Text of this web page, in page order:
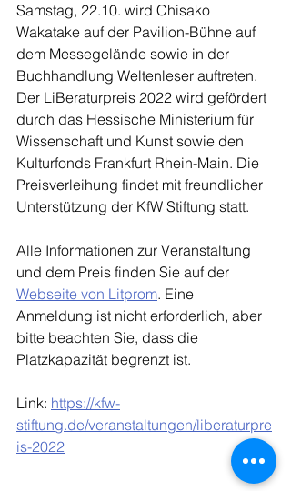
Samstag, 22.10. wird Chisako
Wakatake auf der Pavilion-Bühne auf
dem Messegelände sowie in der
Buchhandlung Weltenleser auftreten.
Der LiBeraturpreis 2022 wird gefördert
durch das Hessische Ministerium für
Wissenschaft und Kunst sowie den
Kulturfonds Frankfurt Rhein-Main. Die
Preisverleihung findet mit freundlicher
Unterstützung der KfW Stiftung statt.
Alle Informationen zur Veranstaltung
und dem Preis finden Sie auf der
Webseite von Litprom. Eine
Anmeldung ist nicht erforderlich, aber
bitte beachten Sie, dass die
Platzkapazität begrenzt ist.
Link: https://kfw-
stiftung.de/veranstaltungen/liberaturpre
is-2022